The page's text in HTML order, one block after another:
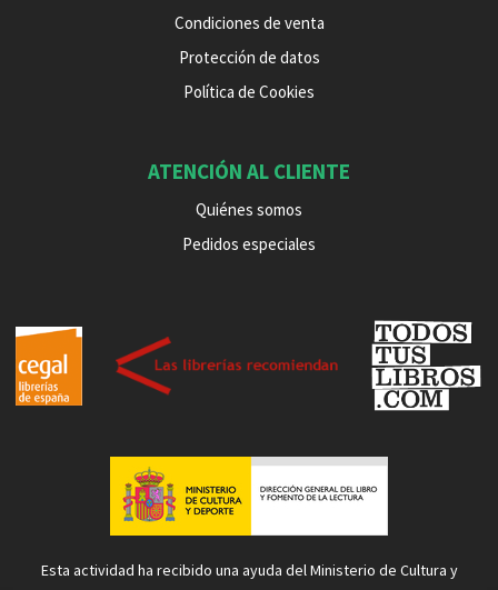
Condiciones de venta
Protección de datos
Política de Cookies
ATENCIÓN AL CLIENTE
Quiénes somos
Pedidos especiales
Esta actividad ha recibido una ayuda del Ministerio de Cultura y